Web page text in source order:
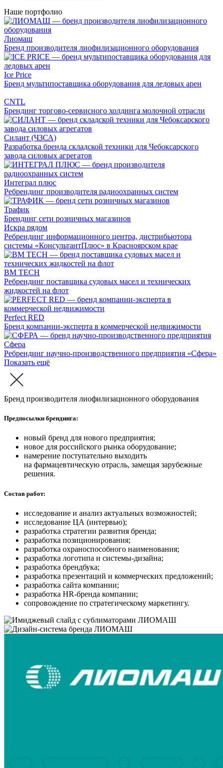
Наше портфолио
Лиомаш
Бренд производителя лиофилизационного оборудования
Ice Price
Бренд мультипоставщика оборудования для ледовых арен
CNTL
Брендинг торгово-сервисного холдинга молочной отрасли
Силант (ЧЗСА)
Разработка бренда складской техники для Чебоксарского
завода силовых агрегатов
Интеграл плюс
Ребрендинг производителя радиоохранных систем
Трафик
Брендинг сети розничных магазинов
Искра рядом
Ребрендинг информационного центра, дистрибьютора
системы «КонсультантПлюс» в Красноярском крае
BM TECH
Ребрендинг поставщика судовых масел и технических
жидкостей на флот
Perfect RED
Бренд компании-эксперта в коммерческой недвижимости
Сфера
Ребрендинг научно-производственного предприятия «Сфера»
Показать ещё
Бренд производителя лиофилизационного оборудования
Предпосылки брендинга:
новый бренд для нового предприятия;
новое для российского рынка оборудование;
намерение поступательно выходить
на фармацевтическую отрасль, замещая зарубежные
решения.
Состав работ:
исследование и анализ актуальных возможностей;
исследование ЦА (интервью);
разработка стратегии развития бренда;
разработка позиционирования;
разработка охраноспособного наименования;
разработка логотипа и системы-дизайна;
разработка брендбука;
разработка презентаций и коммерческих предложений;
разработка сайта компании;
разработка HR-бренда компании;
сопровождение по стратегическому маркетингу.